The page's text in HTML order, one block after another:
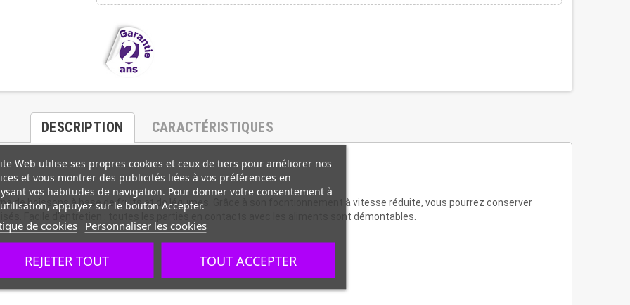
DESCRIPTION CARACTÉRISTIQUES
de boissons à base de fruits et de légumes. Grâce à son focntionnement à vitesse réduite, vous pourrez conserver
Facile d'entretien : toutes les parties en contacts avec les aliments sont démontables.
Web utilise ses propres cookies et ceux de tiers pour améliorer nos
et vous montrer des publicités liées à vos préférences en
vos habitudes de navigation. Pour donner votre consentement à
appuyez sur le bouton Accepter.
de cookies Personnaliser les cookies
REJETER TOUT TOUT ACCEPTER